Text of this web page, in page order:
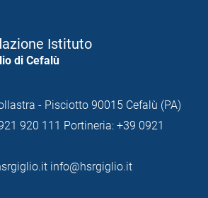
Istituto
di Cefalù
- Pisciotto 90015 Cefalù (PA)
920 111 Portineria: +39 0921
info@hsrgiglio.it